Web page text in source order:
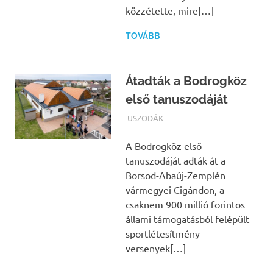
közzétette, mire[…]
TOVÁBB
Átadták a Bodrogköz
első tanuszodáját
TERMALFURDOK.COM
USZODÁK
A Bodrogköz első
tanuszodáját adták át a
Borsod-Abaúj-Zemplén
vármegyei Cigándon, a
csaknem 900 millió forintos
állami támogatásból felépült
sportlétesítmény
versenyek[…]